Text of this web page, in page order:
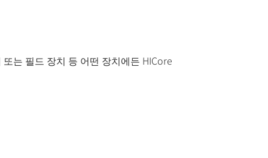
는 필드 장치 등 어떤 장치에든 HICore